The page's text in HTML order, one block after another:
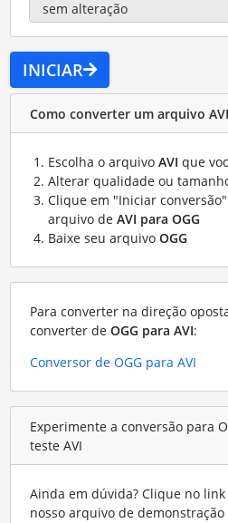
INICIAR
Como converter um arquivo AVI
Escolha o arquivo AVI que
Alterar qualidade ou
Clique em "Iniciar
arquivo de AVI para OGG
Baixe seu arquivo OGG
Para converter na direção
converter de OGG para AVI:
Conversor de OGG para AVI
Experimente a conversão para
teste AVI
Ainda em dúvida? Clique no
nosso arquivo de demonstração